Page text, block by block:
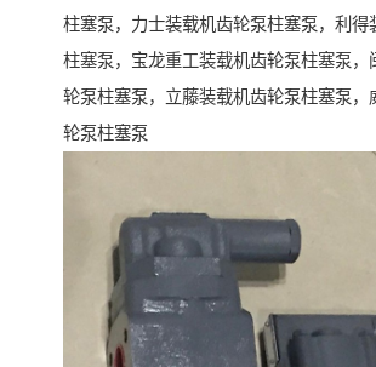
柱塞泵，力士装载机齿轮泵柱塞泵，利得
柱塞泵，宝龙重工装载机齿轮泵柱塞泵，
轮泵柱塞泵，立藤装载机齿轮泵柱塞泵，
轮泵柱塞泵